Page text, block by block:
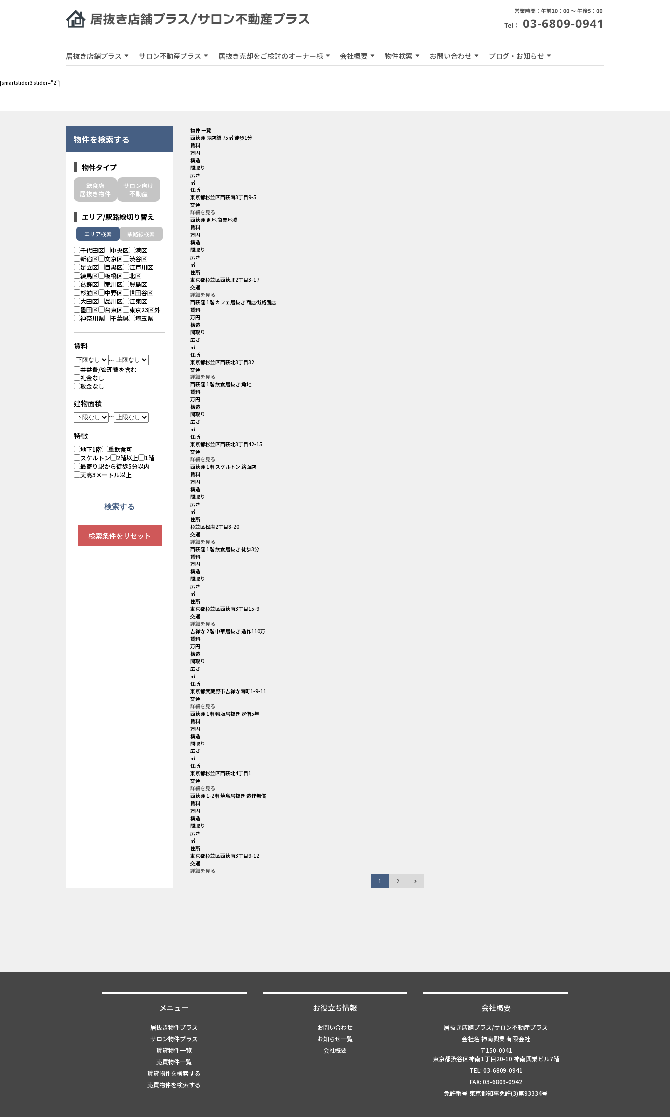
居抜き店舗プラス サロン不動産プラス 居抜き売却をご検討のオーナー様 会社概要 物件検索 お問い合わせ ブログ・お知らせ
[smartslider3 slider="2"]
物件を検索する
物件タイプ
飲食店
居抜き物件
サロン向け
不動産
エリア/駅路線切り替え
エリア検索 駅路線検索
千代田区 中央区
港区
新宿区
文京区
渋谷区
足立区
目黒区
江戸川区
練馬区
板橋区
北区
葛飾区
荒川区
豊島区
杉並区
中野区
世田谷区
大田区
品川区
江東区
墨田区
台東区
東京23区外
神奈川県
千葉県 埼玉県
賃料
～
共益費/管理費を含む
礼金なし
敷金なし
建物面積
～
特徴
地下1階
重飲食可
スケルトン
2階以上
1階
最寄り駅から徒歩5分以内
天高3メートル以上
検索条件をリセット
物件 一覧
西荻窪 売店舗 75㎡ 徒歩1分
賃料
万円
構造
間取り
広さ
㎡
住所
東京都杉並区西荻南3丁目9-5
交通
詳細を見る
西荻窪 更地 商業地域
賃料
万円
構造
間取り
広さ
㎡
住所
東京都杉並区西荻北2丁目3-17
交通
詳細を見る
西荻窪 1階 カフェ居抜き 商店街路面店
賃料
万円
構造
間取り
広さ
㎡
住所
東京都杉並区西荻北3丁目32
交通
詳細を見る
西荻窪 1階 飲食居抜き 角地
賃料
万円
構造
間取り
広さ
㎡
住所
東京都杉並区西荻北3丁目42-15
交通
詳細を見る
西荻窪 1階 スケルトン 路面店
賃料
万円
構造
間取り
広さ
㎡
住所
杉並区松庵2丁目8-20
交通
詳細を見る
西荻窪 1階 飲食居抜き 徒歩3分
賃料
万円
構造
間取り
広さ
㎡
住所
東京都杉並区西荻南3丁目15-9
交通
詳細を見る
吉祥寺 2階 中華居抜き 造作110万
賃料
万円
構造
間取り
広さ
㎡
住所
東京都武蔵野市吉祥寺南町1-9-11
交通
詳細を見る
西荻窪 1階 物販居抜き 定借5年
賃料
万円
構造
間取り
広さ
㎡
住所
東京都杉並区西荻北4丁目1
交通
詳細を見る
西荻窪 1-2階 焼鳥居抜き 造作無償
賃料
万円
構造
間取り
広さ
㎡
住所
東京都杉並区西荻南3丁目9-12
交通
詳細を見る
1
2
メニュー
居抜き物件プラス
サロン物件プラス
賃貸物件一覧
売買物件一覧
賃貸物件を検索する
売買物件を検索する
お役立ち情報
お問い合わせ
お知らせ一覧
会社概要
会社概要
居抜き店舗プラス/サロン不動産プラス
会社名 神南興業 有限会社
〒150-0041
東京都渋谷区神南1丁目20-10 神南興業ビル7階
TEL: 03-6809-0941
FAX: 03-6809-0942
免許番号 東京都知事免許(3)第93334号